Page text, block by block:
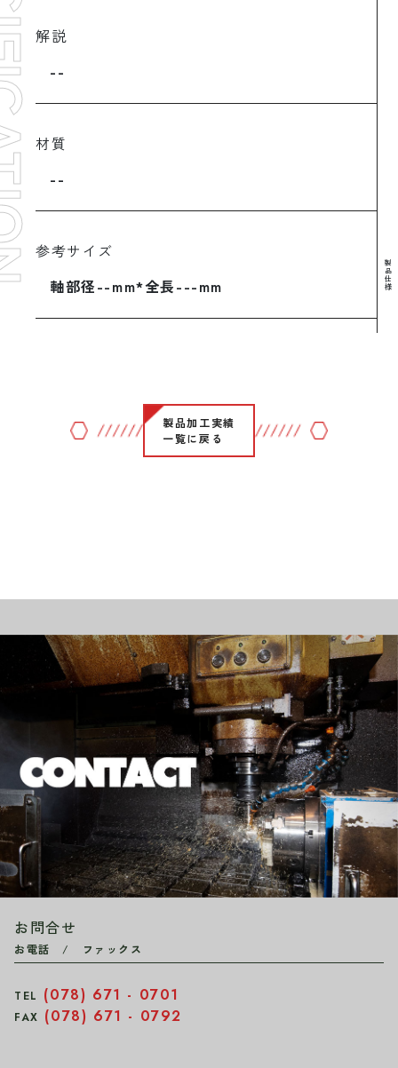
解説
--
材質
--
参考サイズ
軸部径--mm*全長---mm
製
品
仕
様
製品加工実績
一覧に戻る
お問合せ
お電話 / ファックス
TEL (078) 671 - 0701
FAX (078) 671 - 0792